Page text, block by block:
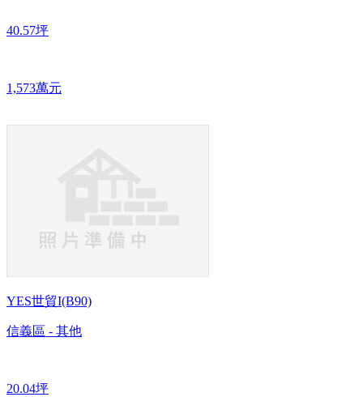
40.57坪
1,573萬元
YES世貿I(B90)
信義區 - 其他
20.04坪